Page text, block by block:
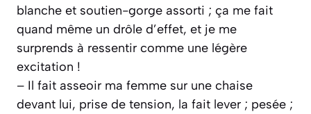
blanche et soutien-gorge assorti ; ça me fait
quand même un drôle d’effet, et je me
surprends à ressentir comme une légère
excitation !
– Il fait asseoir ma femme sur une chaise
devant lui, prise de tension, la fait lever ; pesée ;